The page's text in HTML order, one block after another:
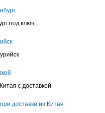
под ключ
с доставкой